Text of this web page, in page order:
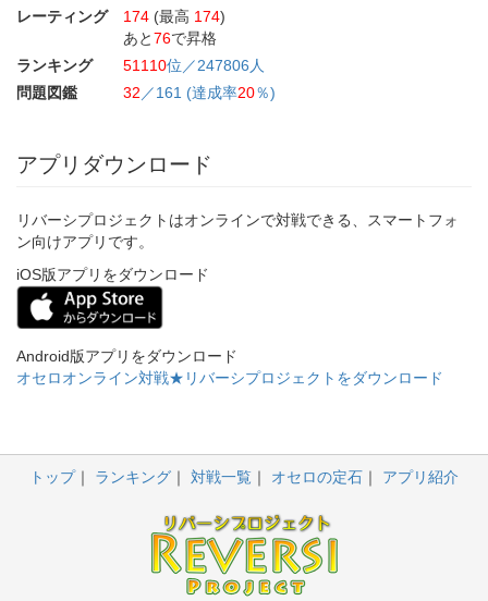
レーティング
174 (最高 174)
あと76で昇格
ランキング
51110位／247806人
問題図鑑
32 ／161 (達成率20％)
アプリダウンロード
リバーシプロジェクトはオンラインで対戦できる、スマートフォ
ン向けアプリです。
iOS版アプリをダウンロード
Android版アプリをダウンロード
オセロオンライン対戦★リバーシプロジェクトをダウンロード
トップ ランキング 対戦一覧 オセロの定石 アプリ紹介